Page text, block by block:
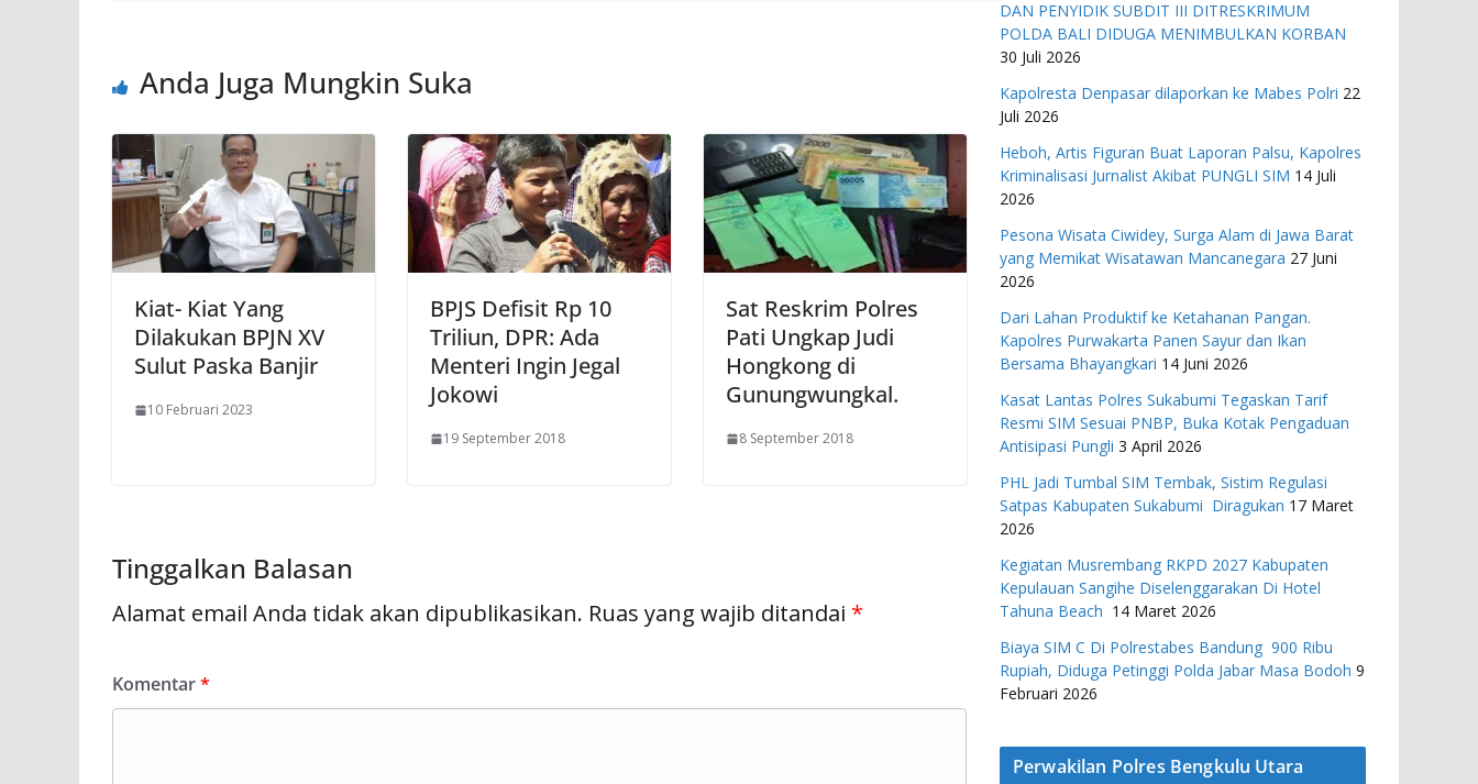
Anda Juga Mungkin Suka
Kiat- Kiat Yang
Dilakukan BPJN XV
Sulut Paska Banjir
10 Februari 2023
BPJS Defisit Rp 10
Triliun, DPR: Ada
Menteri Ingin Jegal
Jokowi
19 September 2018
Sat Reskrim Polres
Pati Ungkap Judi
Hongkong di
Gunungwungkal.
8 September 2018
Tinggalkan Balasan
Alamat email Anda tidak akan dipublikasikan. Ruas yang wajib ditandai *
Komentar*
DAN PENYIDIK SUBDIT III DITRESKRIMUM
POLDA BALI DIDUGA MENIMBULKAN KORBAN
30 Juli 2026
Kapolresta Denpasar dilaporkan ke Mabes Polri 22
Juli 2026
Heboh, Artis Figuran Buat Laporan Palsu, Kapolres
Kriminalisasi Jurnalist Akibat PUNGLI SIM 14 Juli
2026
Pesona Wisata Ciwidey, Surga Alam di Jawa Barat
yang Memikat Wisatawan Mancanegara 27 Juni
2026
Dari Lahan Produktif ke Ketahanan Pangan.
Kapolres Purwakarta Panen Sayur dan Ikan
Bersama Bhayangkari 14 Juni 2026
Kasat Lantas Polres Sukabumi Tegaskan Tarif
Resmi SIM Sesuai PNBP, Buka Kotak Pengaduan
Antisipasi Pungli 3 April 2026
PHL Jadi Tumbal SIM Tembak, Sistim Regulasi
Satpas Kabupaten Sukabumi Diragukan 17 Maret
2026
Kegiatan Musrembang RKPD 2027 ​Kabupaten
Kepulauan Sangihe Diselenggarakan Di Hotel
Tahuna Beach 14 Maret 2026
Biaya SIM C Di Polrestabes Bandung 900 Ribu
Rupiah, Diduga Petinggi Polda Jabar Masa Bodoh 9
Februari 2026
Perwakilan Polres Bengkulu Utara